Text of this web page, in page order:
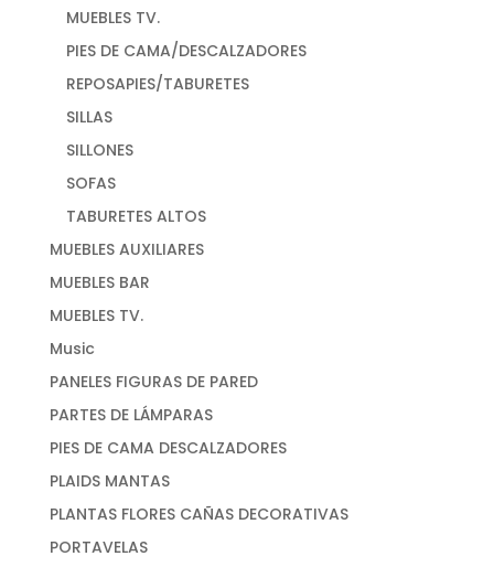
MUEBLES TV.
PIES DE CAMA/DESCALZADORES
REPOSAPIES/TABURETES
SILLAS
SILLONES
SOFAS
TABURETES ALTOS
MUEBLES AUXILIARES
MUEBLES BAR
MUEBLES TV.
Music
PANELES FIGURAS DE PARED
PARTES DE LÁMPARAS
PIES DE CAMA DESCALZADORES
PLAIDS MANTAS
PLANTAS FLORES CAÑAS DECORATIVAS
PORTAVELAS